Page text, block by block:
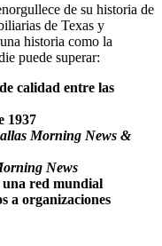
de su historia de
de Texas y
historia como la
puede superar:
calidad entre las
1937
Morning News &
News
una red mundial
a organizaciones